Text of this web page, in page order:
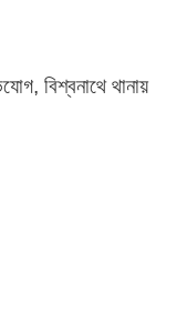
বিশ্বনাথে থানায়